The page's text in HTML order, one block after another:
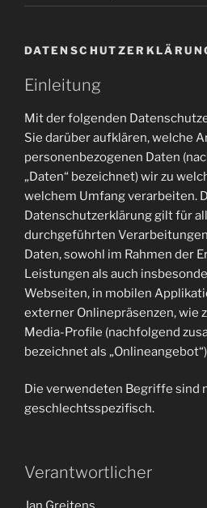
Einleitung
Mit der folgenden
Sie darüber aufklären, welche
personenbezogenen Daten
„Daten“ bezeichnet) wir zu
welchem Umfang verarbeiten.
Datenschutzerklärung gilt für
durchgeführten
Daten, sowohl im Rahmen der
Leistungen als auch
Webseiten, in mobilen
externer Onlinepräsenzen, wie
Media-Profile (nachfolgend
bezeichnet als
Die verwendeten Begriffe sind
geschlechtsspezifisch.
Verantwortlicher